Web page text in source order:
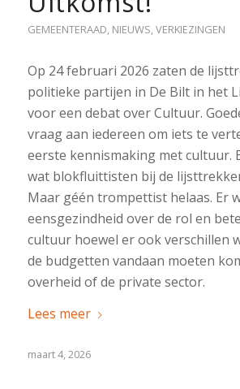
GEMEENTERAAD, NIEUWS,VERKIEZINGEN
Op 24 februari 2026 zaten de
politieke partijen in De Bilt in het
voor een debat over Cultuur.
vraag aan iedereen om iets te
eerste kennismaking met cultuur.
wat blokfluittisten bij de
Maar géén trompettist helaas. Er
eensgezindheid over de rol en
cultuur hoewel er ook verschillen
de budgetten vandaan moeten
overheid of de private sector.
Lees meer
maart 4, 2026